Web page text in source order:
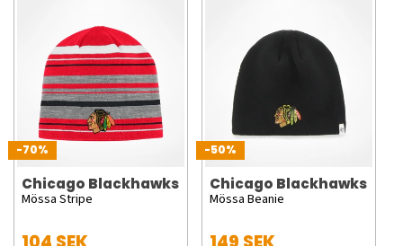
-70%
Chicago Blackhawks
Mössa Stripe
-50%
Chicago Blackhawks
Mössa Beanie